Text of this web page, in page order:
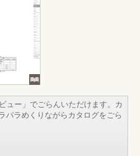
ュー」でごらんいただけます。カ
パラめくりながらカタログをごら